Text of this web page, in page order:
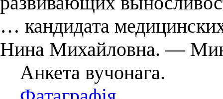
… кандидата
Нина Михайловна. —
Анкета вучонага.